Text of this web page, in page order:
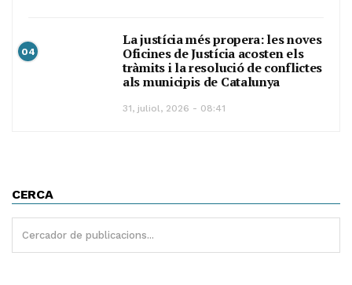
04
La justícia més propera: les noves
Oficines de Justícia acosten els
tràmits i la resolució de conflictes
als municipis de Catalunya
31, juliol, 2026 - 08:41
CERCA